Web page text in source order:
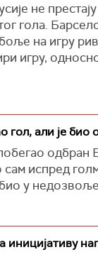
не
гола.
на игру
игру,
гол, али је био
одбран
испред
у
иницијативу